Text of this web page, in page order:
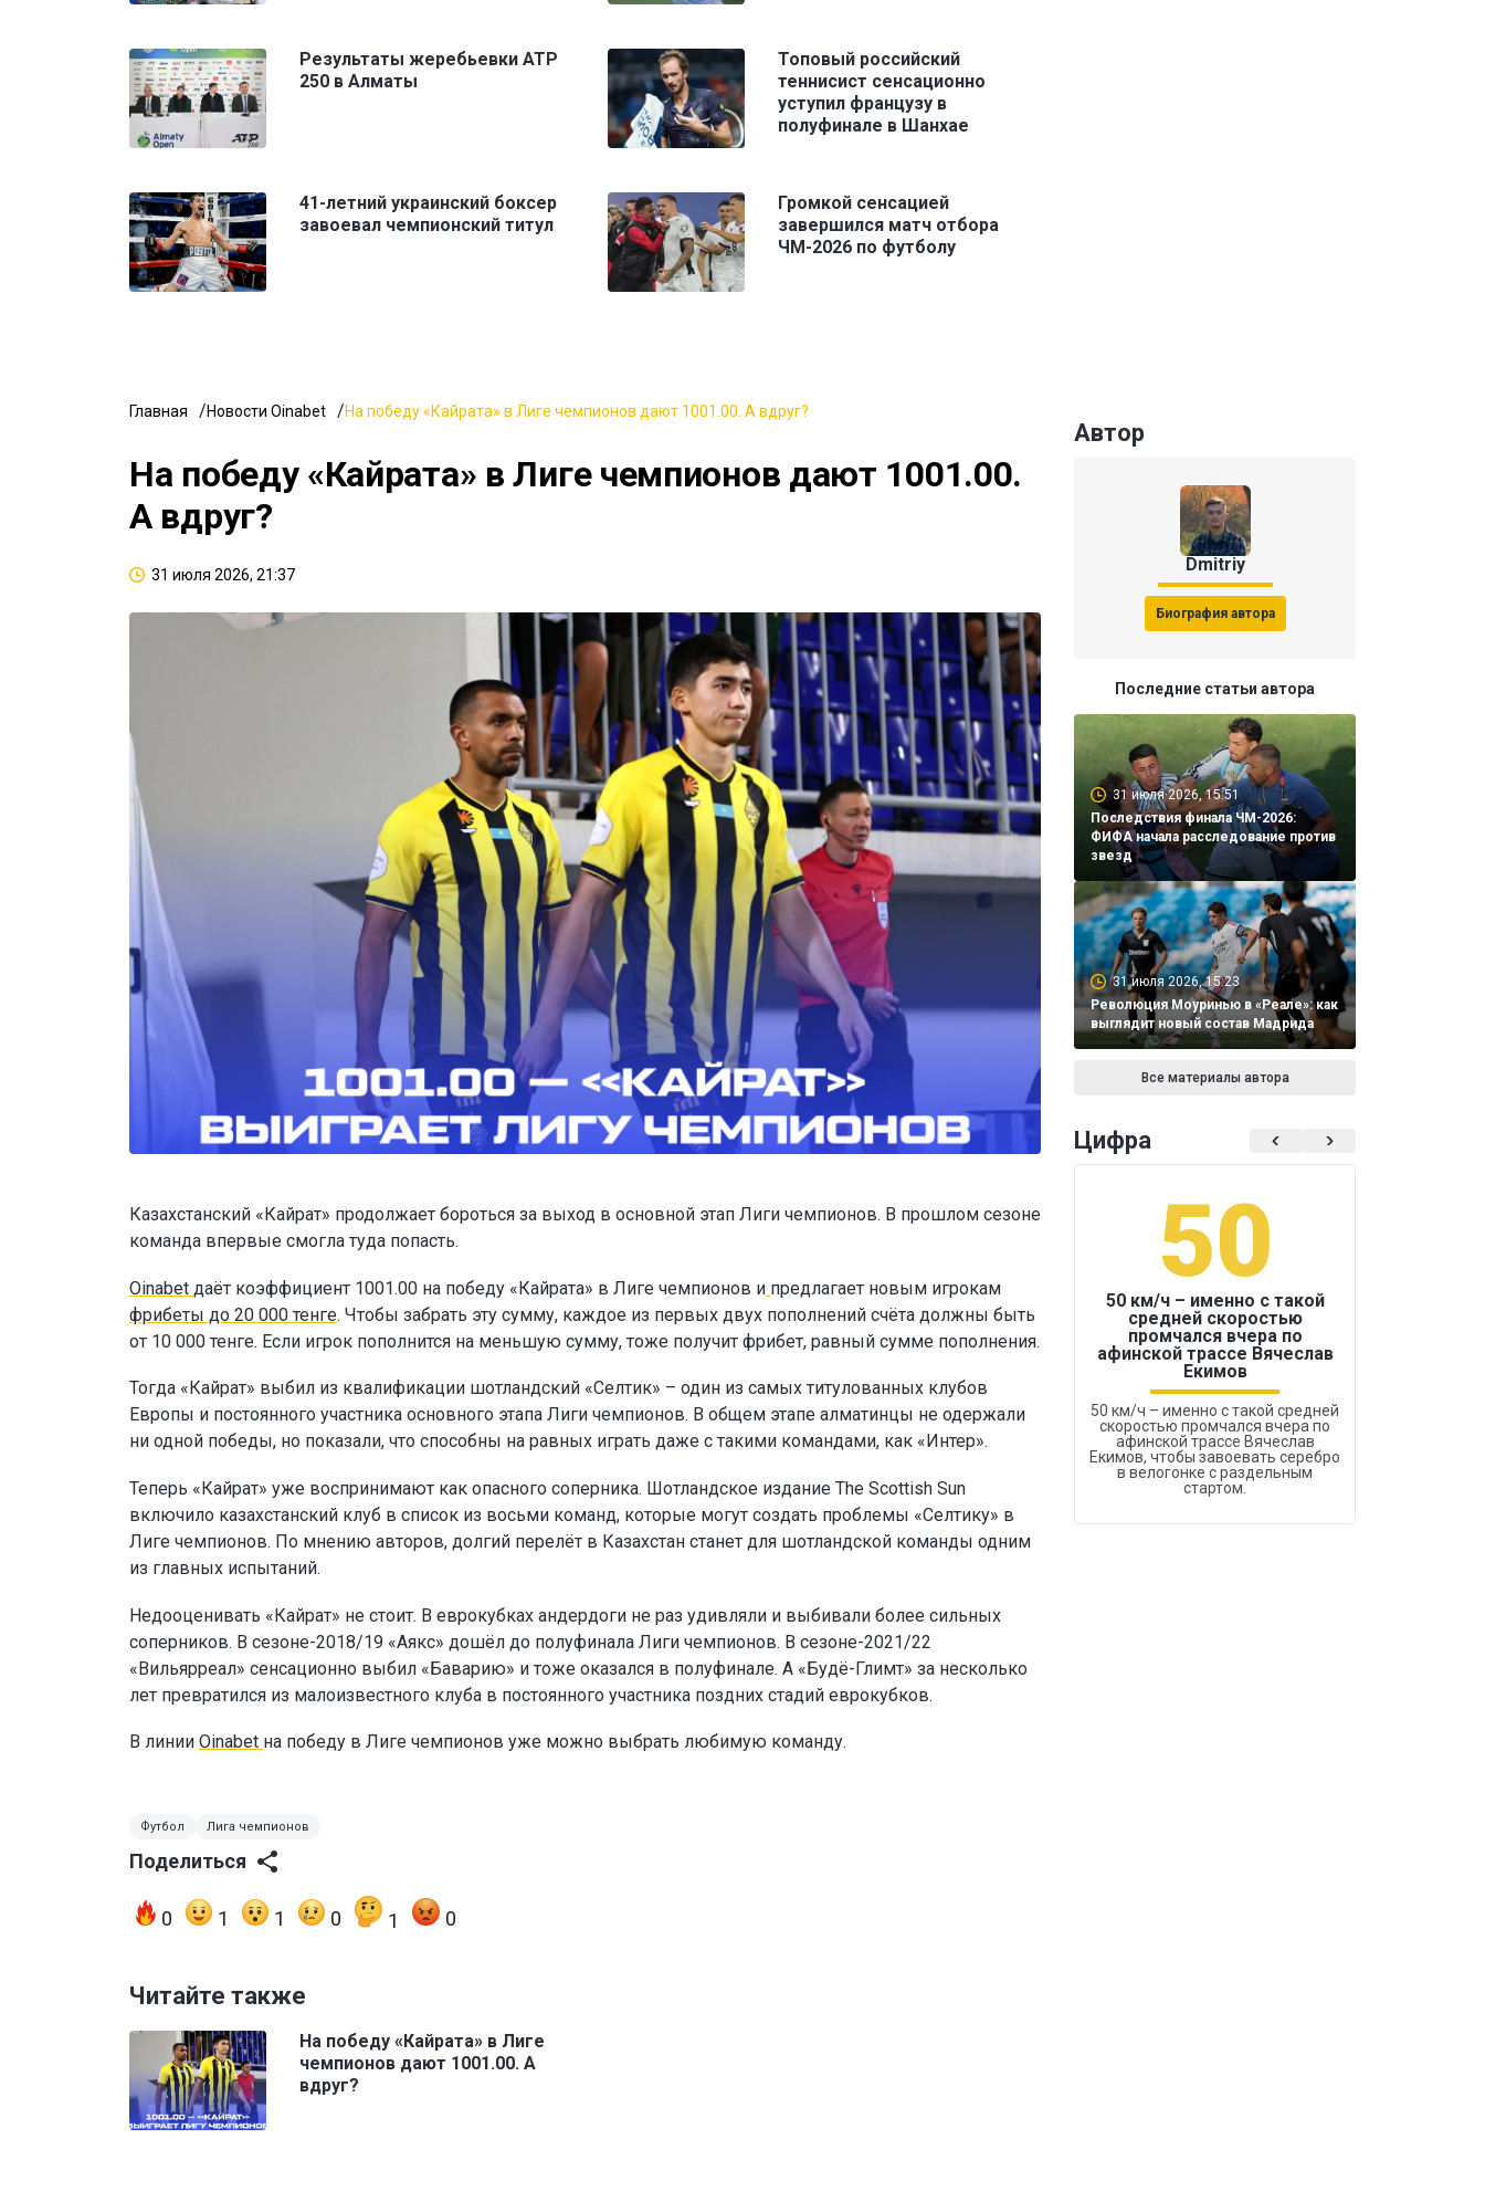
Результаты жеребьевки ATP
250 в Алматы
Топовый российский
теннисист сенсационно
уступил французу в
полуфинале в Шанхае
41-летний украинский боксер
завоевал чемпионский титул
Громкой сенсацией
завершился матч отбора
ЧМ-2026 по футболу
Главная Новости Oinabet На победу «Кайрата» в Лиге чемпионов дают 1001.00. А вдруг?
На победу «Кайрата» в Лиге чемпионов дают 1001.00.
А вдруг?
31 июля 2026, 21:37
Казахстанский «Кайрат» продолжает бороться за выход в основной этап Лиги чемпионов. В прошлом сезоне
команда впервые смогла туда попасть.
Oinabet даёт коэффициент 1001.00 на победу «Кайрата» в Лиге чемпионов и предлагает новым игрокам
фрибеты до 20 000 тенге. Чтобы забрать эту сумму, каждое из первых двух пополнений счёта должны быть
от 10 000 тенге. Если игрок пополнится на меньшую сумму, тоже получит фрибет, равный сумме пополнения.
Тогда «Кайрат» выбил из квалификации шотландский «Селтик» – один из самых титулованных клубов
Европы и постоянного участника основного этапа Лиги чемпионов. В общем этапе алматинцы не одержали
ни одной победы, но показали, что способны на равных играть даже с такими командами, как «Интер».
Теперь «Кайрат» уже воспринимают как опасного соперника. Шотландское издание The Scottish Sun
включило казахстанский клуб в список из восьми команд, которые могут создать проблемы «Селтику» в
Лиге чемпионов. По мнению авторов, долгий перелёт в Казахстан станет для шотландской команды одним
из главных испытаний.
Недооценивать «Кайрат» не стоит. В еврокубках андердоги не раз удивляли и выбивали более сильных
соперников. В сезоне-2018/19 «Аякс» дошёл до полуфинала Лиги чемпионов. В сезоне-2021/22
«Вильярреал» сенсационно выбил «Баварию» и тоже оказался в полуфинале. А «Будё-Глимт» за несколько
лет превратился из малоизвестного клуба в постоянного участника поздних стадий еврокубков.
В линии Oinabet на победу в Лиге чемпионов уже можно выбрать любимую команду.
Футбол Лига чемпионов
Поделиться
0 1 1 0 1 0
Читайте также
На победу «Кайрата» в Лиге
чемпионов дают 1001.00. А
вдруг?
Автор
Dmitriy
Биография автора
Последние статьи автора
31 июля 2026, 15:51
Последствия финала ЧМ-2026:
ФИФА начала расследование против
звезд
31 июля 2026, 15:23
Революция Моуринью в «Реале»: как
выглядит новый состав Мадрида
Все материалы автора
Цифра
50
50 км/ч – именно с такой
средней скоростью
промчался вчера по
афинской трассе Вячеслав
Екимов
50 км/ч – именно с такой средней
скоростью промчался вчера по
афинской трассе Вячеслав
Екимов, чтобы завоевать серебро
в велогонке с раздельным
стартом.